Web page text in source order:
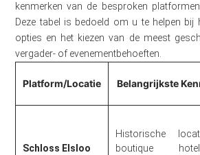
kenmerken van de besproken
Deze tabel is bedoeld om u te helpen bij
opties en het kiezen van de meest
vergader- of evenementbehoeften.
Platform/Locatie Belangrijkste
Schloss Elsloo
Historische
boutique